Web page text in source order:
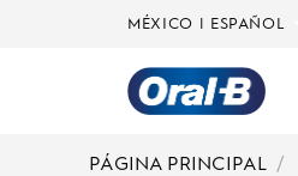
MÉXICO | ESPAÑOL
principal
PÁGINA PRINCIPAL